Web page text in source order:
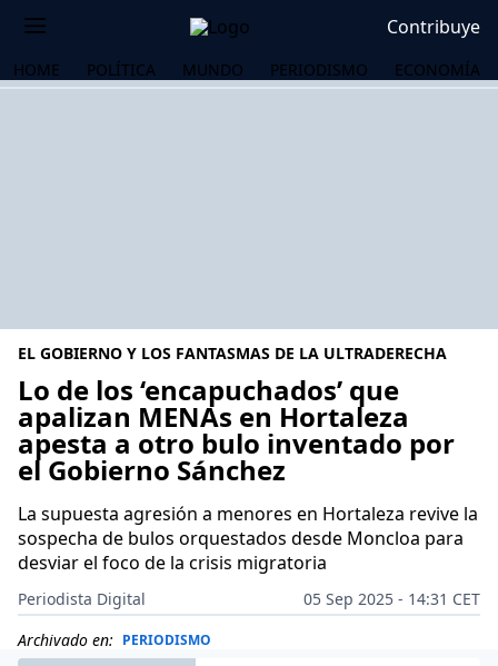
Contribuye
HOME POLÍTICA MUNDO PERIODISMO ECONOMÍA
EL GOBIERNO Y LOS FANTASMAS DE LA ULTRADERECHA
Lo de los ‘encapuchados’ que
apalizan MENAs en Hortaleza
apesta a otro bulo inventado por
el Gobierno Sánchez
La supuesta agresión a menores en Hortaleza revive la
sospecha de bulos orquestados desde Moncloa para
desviar el foco de la crisis migratoria
Periodista Digital
05 Sep 2025 - 14:31 CET
Archivado en: PERIODISMO